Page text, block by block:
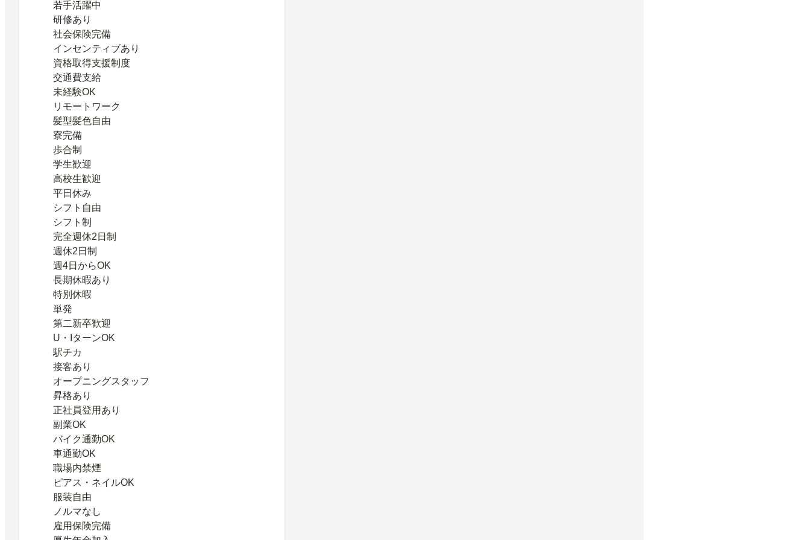
若手活躍中
研修あり
社会保険完備
インセンティブあり
資格取得支援制度
交通費支給
未経験OK
リモートワーク
髪型髪色自由
寮完備
歩合制
学生歓迎
高校生歓迎
平日休み
シフト自由
シフト制
完全週休2日制
週休2日制
週4日からOK
長期休暇あり
特別休暇
単発
第二新卒歓迎
U・IターンOK
駅チカ
接客あり
オープニングスタッフ
昇格あり
正社員登用あり
副業OK
バイク通勤OK
車通勤OK
職場内禁煙
ピアス・ネイルOK
服装自由
ノルマなし
雇用保険完備